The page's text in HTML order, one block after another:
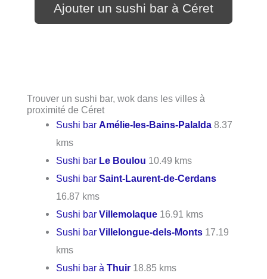
Ajouter un sushi bar à Céret
Trouver un sushi bar, wok dans les villes à
proximité de Céret
Sushi barAmélie-les-Bains-Palalda 8.37
kms
Sushi bar Le Boulou 10.49 kms
Sushi barSaint-Laurent-de-Cerdans
16.87 kms
Sushi barVillemolaque 16.91 kms
Sushi barVillelongue-dels-Monts 17.19
kms
Sushi bar àThuir 18.85 kms